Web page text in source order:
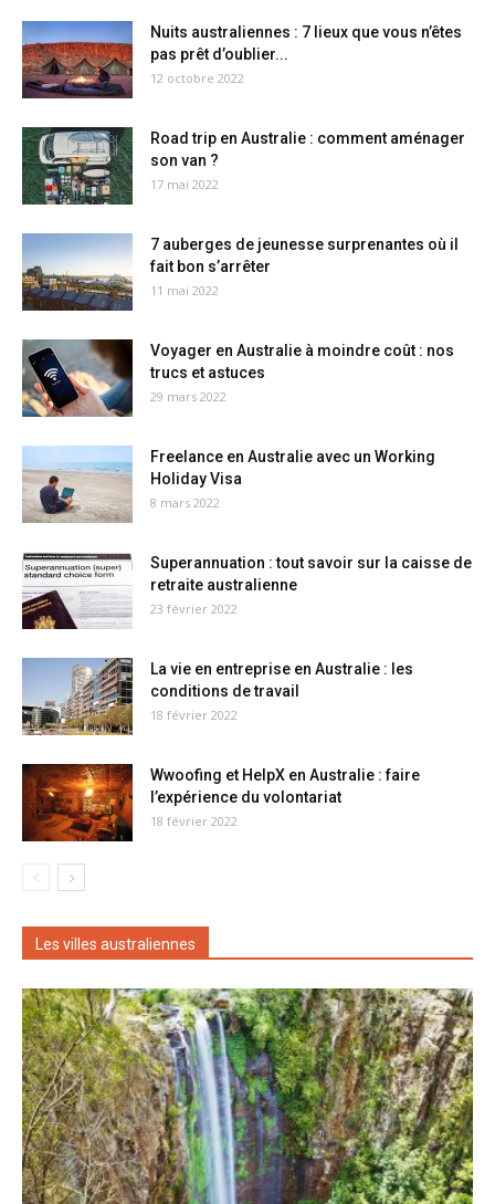
Nuits australiennes : 7 lieux que vous n’êtes
pas prêt d’oublier...
12 octobre 2022
Road trip en Australie : comment aménager
son van ?
17 mai 2022
7 auberges de jeunesse surprenantes où il
fait bon s’arrêter
11 mai 2022
Voyager en Australie à moindre coût : nos
trucs et astuces
29 mars 2022
Freelance en Australie avec un Working
Holiday Visa
8 mars 2022
Superannuation : tout savoir sur la caisse de
retraite australienne
23 février 2022
La vie en entreprise en Australie : les
conditions de travail
18 février 2022
Wwoofing et HelpX en Australie : faire
l’expérience du volontariat
18 février 2022
Les villes australiennes